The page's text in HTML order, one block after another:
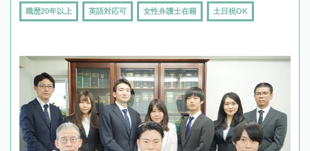
職歴20年以上 英語対応可 女性弁護士在籍 土日祝OK